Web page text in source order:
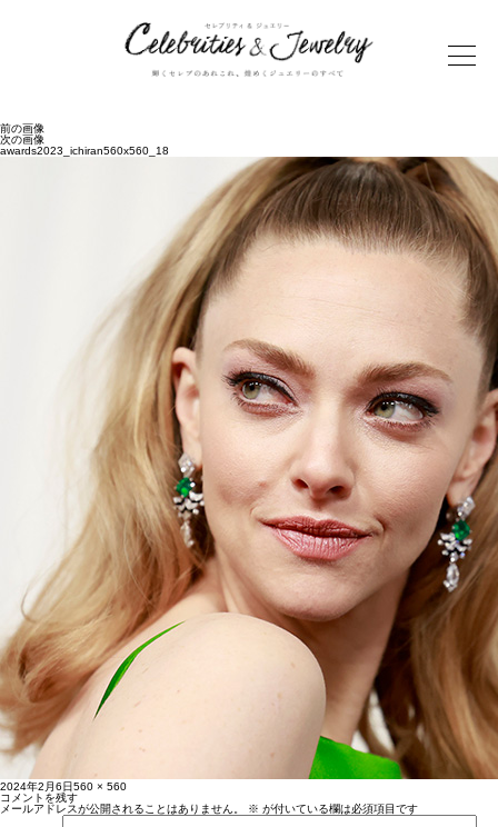
前の画像
次の画像
awards2023_ichiran560x560_18
投
稿
日:
2024年2月6日フ
ル
サ
イ
560 × 560
コメントを残す
メールアドレスが公開されることはありません。
※ が付いている欄は必須項目です